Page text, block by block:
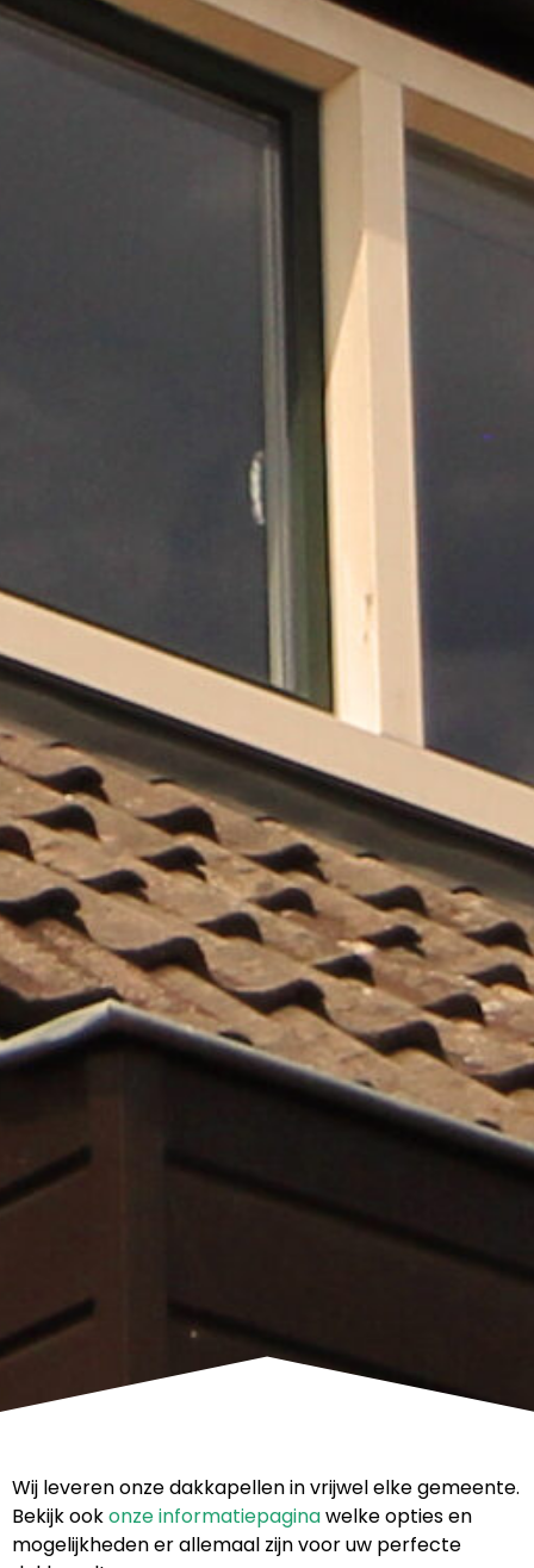
Wij leveren onze dakkapellen in vrijwel elke gemeente.
Bekijk ookonze informatiepaginawelke opties en
mogelijkheden er allemaal zijn voor uw perfecte